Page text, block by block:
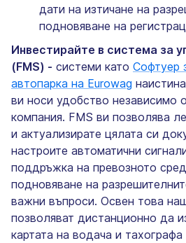
дати на изтичане на
подновяване на
Инвестирайте в система за
(FMS) - системи като Софтуер
автопарка на Eurowag
ви носи удобство независимо
компания. FMS ви позволява
и актуализирате цялата си
настроите автоматични
поддръжка на превозното
подновяване на
важни въпроси. Освен това
позволяват дистанционно да
картата на водача и